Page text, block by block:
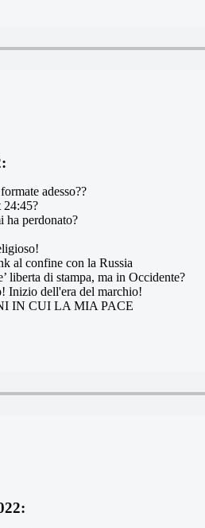
adesso??
24:45?
ha perdonato?
al confine con la Russia
liberta di stampa, ma in Occidente?
Inizio dell'era del marchio!
IN CUI LA MIA PACE